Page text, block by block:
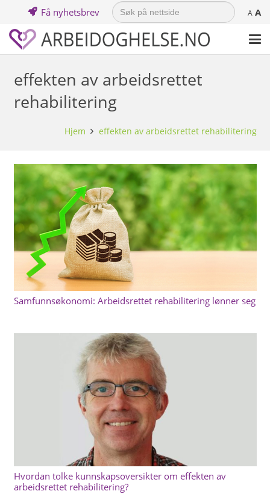
Få nyhetsbrev
Search
for: A A
effekten av arbeidsrettet
rehabilitering
Hjem effekten av arbeidsrettet rehabilitering
Samfunnsøkonomi: Arbeidsrettet rehabilitering lønner seg
Hvordan tolke kunnskapsoversikter om effekten av
arbeidsrettet rehabilitering?